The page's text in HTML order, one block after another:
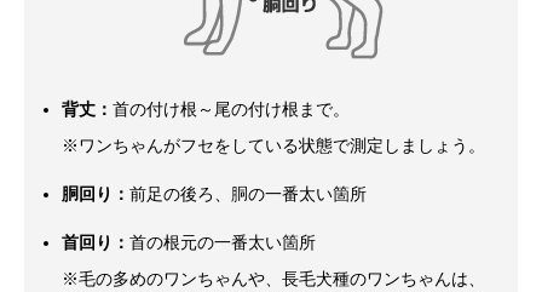
背丈： 首の付け根～尾の付け根まで。
※ワンちゃんがフセをしている状態で測定しましょう。
胴回り： 前足の後ろ、胴の一番太い箇所
首回り： 首の根元の一番太い箇所
※毛の多めのワンちゃんや、長毛犬種のワンちゃんは、